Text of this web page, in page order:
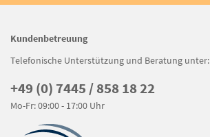
Kundenbetreuung
Telefonische Unterstützung und Beratung unter:
+49 (0) 7445 / 858 18 22
Mo-Fr: 09:00 - 17:00 Uhr